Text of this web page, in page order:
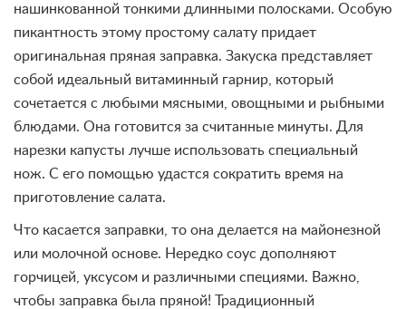
нашинкованной тонкими длинными полосками. Особую
пикантность этому простому салату придает
оригинальная пряная заправка. Закуска представляет
собой идеальный витаминный гарнир, который
сочетается с любыми мясными, овощными и рыбными
блюдами. Она готовится за считанные минуты. Для
нарезки капусты лучше использовать специальный
нож. С его помощью удастся сократить время на
приготовление салата.
Что касается заправки, то она делается на майонезной
или молочной основе. Нередко соус дополняют
горчицей, уксусом и различными специями. Важно,
чтобы заправка была пряной! Традиционный